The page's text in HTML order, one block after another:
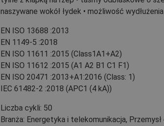
naszywane wokół łydek • możliwość
EN ISO 13688 :2013
EN 1149-5 :2018
EN ISO 11611 :2015 (Class1A1+A2)
EN ISO 11612 :2015 (A1 A2 B1 C1 F1)
EN ISO 20471 :2013+A1:2016 (Class: 1)
IEC 61482-2 :2018 (APC1 (4 kA))
Liczba cykli: 50
Branża: Energetyka i telekomunikacja, Przemysł